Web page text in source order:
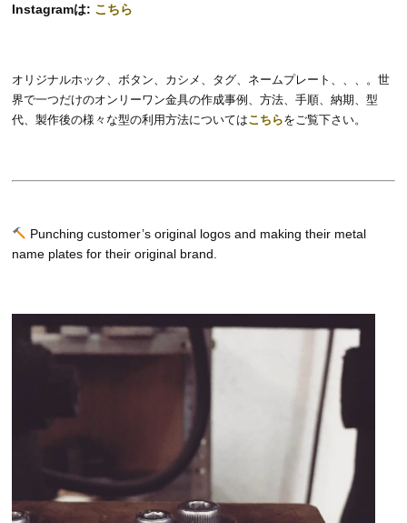
Instagramは: こちら
オリジナルホック、ボタン、カシメ、タグ、ネームプレート、、、。世
界で一つだけのオンリーワン金具の作成事例、方法、手順、納期、型
代、製作後の様々な型の利用方法についてはこちらをご覧下さい。
Punching customer’s original logos and making their metal
name plates for their original brand.